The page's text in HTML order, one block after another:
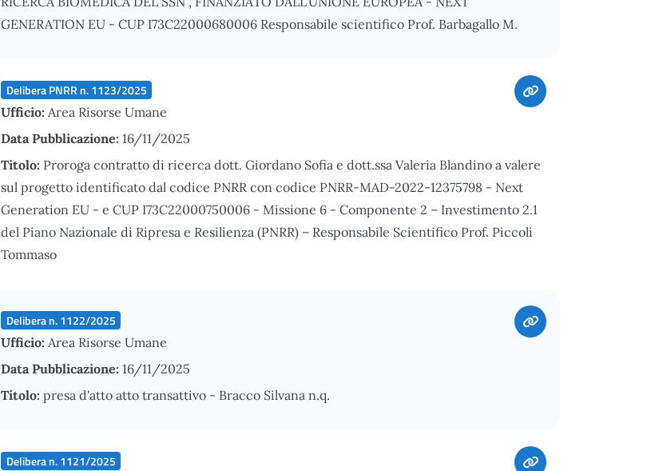
GENERATION EU - CUP I73C22000680006 Responsabile scientifico Prof. Barbagallo M.
Delibera PNRR n. 1123/2025
Ufficio: Area Risorse Umane
Data Pubblicazione: 16/11/2025
Titolo: Proroga contratto di ricerca dott. Giordano Sofia e dott.ssa Valeria Blandino a valere
sul progetto identificato dal codice PNRR con codice PNRR-MAD-2022-12375798 - Next
Generation EU - e CUP I73C22000750006 - Missione 6 - Componente 2 – Investimento 2.1
del Piano Nazionale di Ripresa e Resilienza (PNRR) – Responsabile Scientifico Prof. Piccoli
Tommaso
Delibera n. 1122/2025
Ufficio: Area Risorse Umane
Data Pubblicazione: 16/11/2025
Titolo: presa d'atto atto transattivo - Bracco Silvana n.q.
Delibera n. 1121/2025